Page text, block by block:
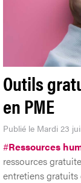
Outils
en PME
Publié le Mardi 23
#Ressources
ressources
entretiens